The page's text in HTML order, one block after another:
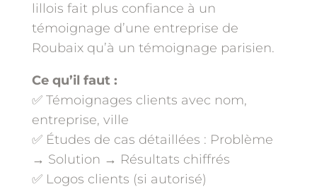
lillois fait plus confiance à un
témoignage d’une entreprise de
Roubaix qu’à un témoignage parisien.
Ce qu’il faut :
✅ Témoignages clients avec nom,
entreprise, ville
✅ Études de cas détaillées : Problème
→ Solution → Résultats chiffrés
✅ Logos clients (si autorisé)